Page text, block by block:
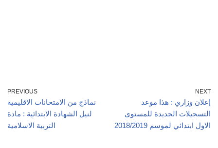
PREVIOUS
نماذج من الامتحانات الاقليمية
لنيل الشهادة الابتدائية : مادة
التربية الاسلامية
NEXT
إعلان وزاري : هذا موعد
التسجيلات الجديدة للمستوى
الاول ابتدائي لموسم 2018/2019